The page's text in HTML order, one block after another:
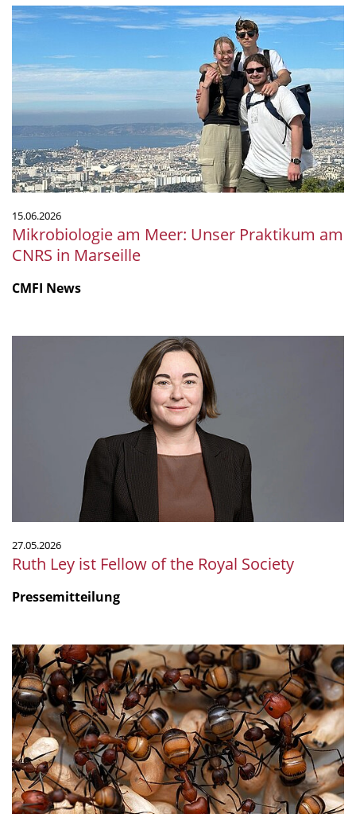
Mikrobiologie
Meer:
Unser
Praktikum
am
CNRS
in
Marseille
15.06.2026
Mikrobiologie am Meer: Unser Praktikum am
CNRS in Marseille
CMFI News
27.05.2026
Ruth Ley ist Fellow of the Royal Society
Pressemitteilung
Gift
als
Immun-
Cocktail